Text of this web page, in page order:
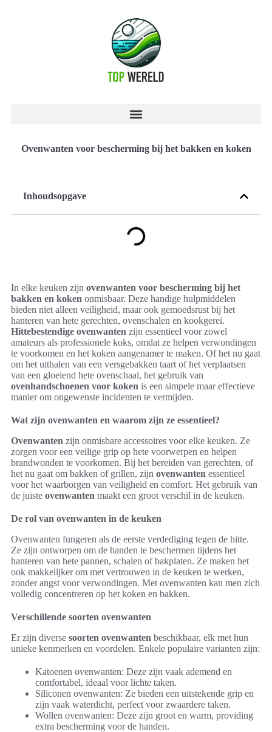
Ovenwanten voor bescherming bij het bakken en koken
Inhoudsopgave
In elke keuken zijn ovenwanten voor bescherming bij het
bakken en koken onmisbaar. Deze handige hulpmiddelen
bieden niet alleen veiligheid, maar ook gemoedsrust bij het
hanteren van hete gerechten, ovenschalen en kookgerei.
Hittebestendige ovenwanten zijn essentieel voor zowel
amateurs als professionele koks, omdat ze helpen verwondingen
te voorkomen en het koken aangenamer te maken. Of het nu gaat
om het uithalen van een versgebakken taart of het verplaatsen
van een gloeiend hete ovenschaal, het gebruik van
ovenhandschoenen voor koken is een simpele maar effectieve
manier om ongewenste incidenten te vermijden.
Wat zijn ovenwanten en waarom zijn ze essentieel?
Ovenwanten zijn onmisbare accessoires voor elke keuken. Ze
zorgen voor een veilige grip op hete voorwerpen en helpen
brandwonden te voorkomen. Bij het bereiden van gerechten, of
het nu gaat om bakken of grillen, zijn ovenwanten essentieel
voor het waarborgen van veiligheid en comfort. Het gebruik van
de juiste ovenwanten maakt een groot verschil in de keuken.
De rol van ovenwanten in de keuken
Ovenwanten fungeren als de eerste verdediging tegen de hitte.
Ze zijn ontworpen om de handen te beschermen tijdens het
hanteren van hete pannen, schalen of bakplaten. Ze maken het
ook makkelijker om met vertrouwen in de keuken te werken,
zonder angst voor verwondingen. Met ovenwanten kan men zich
volledig concentreren op het koken en bakken.
Verschillende soorten ovenwanten
Er zijn diverse soorten ovenwanten beschikbaar, elk met hun
unieke kenmerken en voordelen. Enkele populaire varianten zijn:
Katoenen ovenwanten: Deze zijn vaak ademend en
comfortabel, ideaal voor lichte taken.
Siliconen ovenwanten: Ze bieden een uitstekende grip en
zijn vaak waterdicht, perfect voor zwaardere taken.
Wollen ovenwanten: Deze zijn groot en warm, providing
extra bescherming voor de handen.